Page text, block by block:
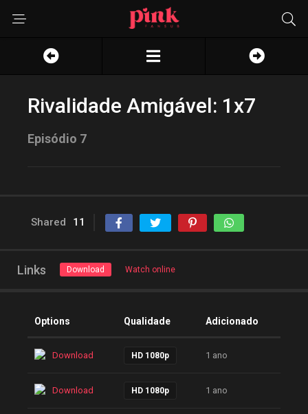
Rivalidade Amigável: 1x7
Episódio 7
Shared 11
Links Download Watch online
Options Qualidade Adicionado
Download HD 1080p 1 ano
Download HD 1080p 1 ano